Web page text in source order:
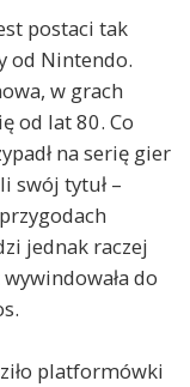
postaci tak
od Nintendo.
w grach
od lat 80. Co
na serię gier
swój tytuł –
jednak raczej
do
platformówki